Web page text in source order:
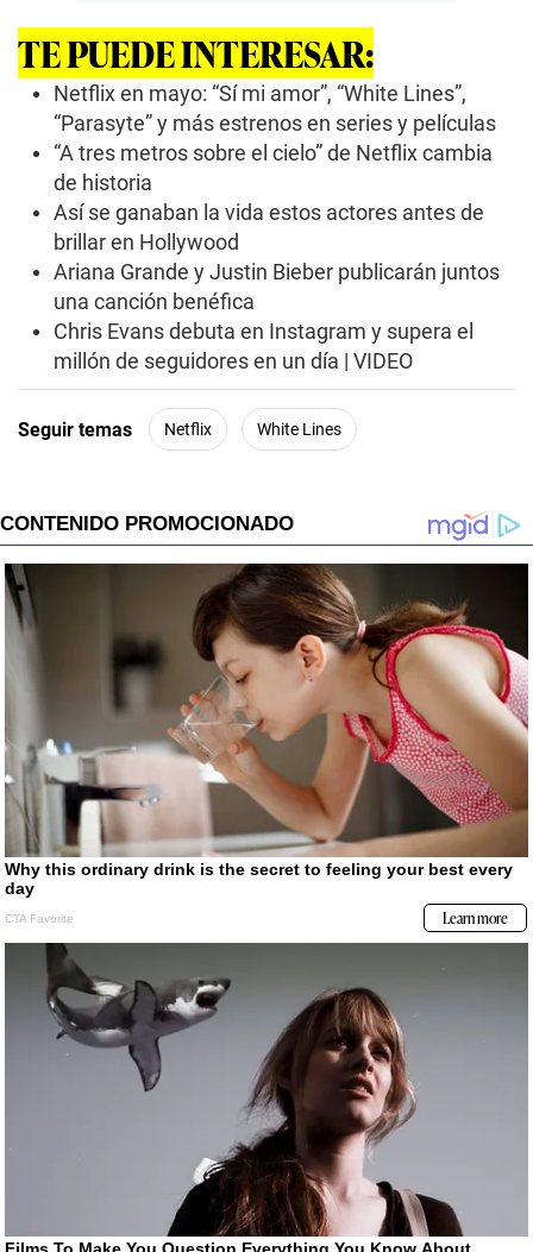
TE PUEDE INTERESAR:
Netflix en mayo: “Sí mi amor”, “White Lines”,
“Parasyte” y más estrenos en series y películas
“A tres metros sobre el cielo” de Netflix cambia
de historia
Así se ganaban la vida estos actores antes de
brillar en Hollywood
Ariana Grande y Justin Bieber publicarán juntos
una canción benéfica
Chris Evans debuta en Instagram y supera el
millón de seguidores en un día | VIDEO
Seguir temas Netflix White Lines